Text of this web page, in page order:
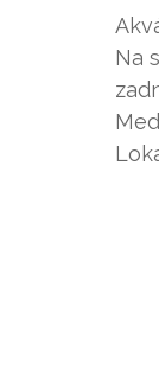
Na